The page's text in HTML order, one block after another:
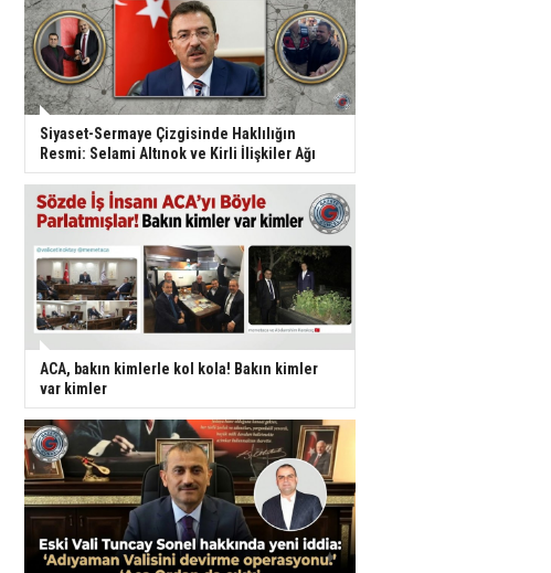
Siyaset-Sermaye Çizgisinde Haklılığın
Resmi: Selami Altınok ve Kirli İlişkiler Ağı
ACA, bakın kimlerle kol kola! Bakın kimler
var kimler